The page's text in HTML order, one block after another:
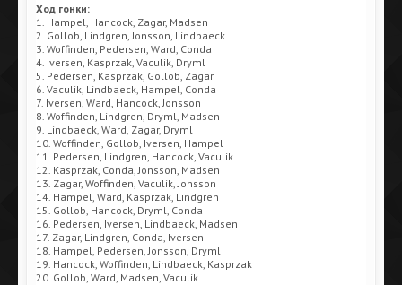
Ход гонки:
1. Hampel, Hancock, Zagar, Madsen
2. Gollob, Lindgren, Jonsson, Lindbaeck
3. Woffinden, Pedersen, Ward, Conda
4. Iversen, Kasprzak, Vaculik, Dryml
5. Pedersen, Kasprzak, Gollob, Zagar
6. Vaculik, Lindbaeck, Hampel, Conda
7. Iversen, Ward, Hancock, Jonsson
8. Woffinden, Lindgren, Dryml, Madsen
9. Lindbaeck, Ward, Zagar, Dryml
10. Woffinden, Gollob, Iversen, Hampel
11. Pedersen, Lindgren, Hancock, Vaculik
12. Kasprzak, Conda, Jonsson, Madsen
13. Zagar, Woffinden, Vaculik, Jonsson
14. Hampel, Ward, Kasprzak, Lindgren
15. Gollob, Hancock, Dryml, Conda
16. Pedersen, Iversen, Lindbaeck, Madsen
17. Zagar, Lindgren, Conda, Iversen
18. Hampel, Pedersen, Jonsson, Dryml
19. Hancock, Woffinden, Lindbaeck, Kasprzak
20. Gollob, Ward, Madsen, Vaculik